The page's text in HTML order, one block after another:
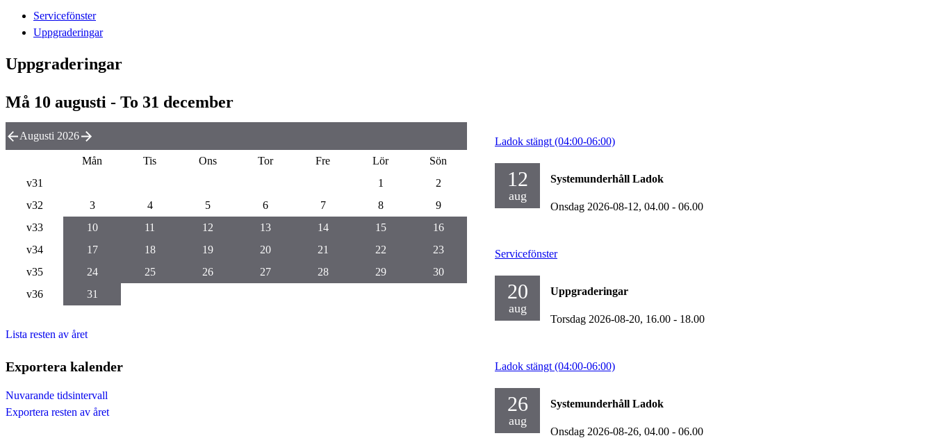
Servicefönster
Uppgraderingar
Uppgraderingar
Må 10 augusti - To 31 december
Ladok stängt (04:00-06:00)
12
aug
Systemunderhåll Ladok
Onsdag 2026-08-12, 04.00 - 06.00
Servicefönster
20
aug
Uppgraderingar
Torsdag 2026-08-20, 16.00 - 18.00
Ladok stängt (04:00-06:00)
26
aug
Systemunderhåll Ladok
Onsdag 2026-08-26, 04.00 - 06.00
Augusti 2026
Mån Tis Ons Tor Fre Lör
Sön
v31
1
2
v32
3 4 5 6 7 8
9
v33
10 11 12 13 14 15
16
v34
17 18 19 20 21 22
23
v35
24 25 26 27 28 29
30
v36
31
Lista resten av året
Exportera kalender
Nuvarande tidsintervall
Exportera resten av året